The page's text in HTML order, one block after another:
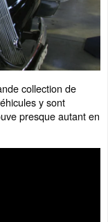
collection de
y sont
presque autant en